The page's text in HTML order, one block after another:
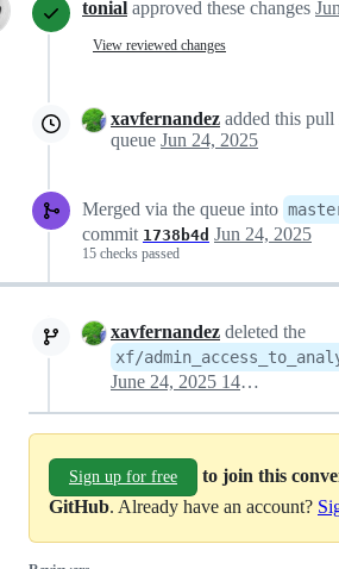
tonial approved these changes
View reviewed changes
xavfernandez added this pull
queue Jun 24, 2025
Merged via the queue into
commit 1738b4d Jun 24, 2025
15 checks passed
xavfernandez deleted the
xf/
June 24, 2025 14:08
Sign up for free
to join this
GitHub. Already have an account?